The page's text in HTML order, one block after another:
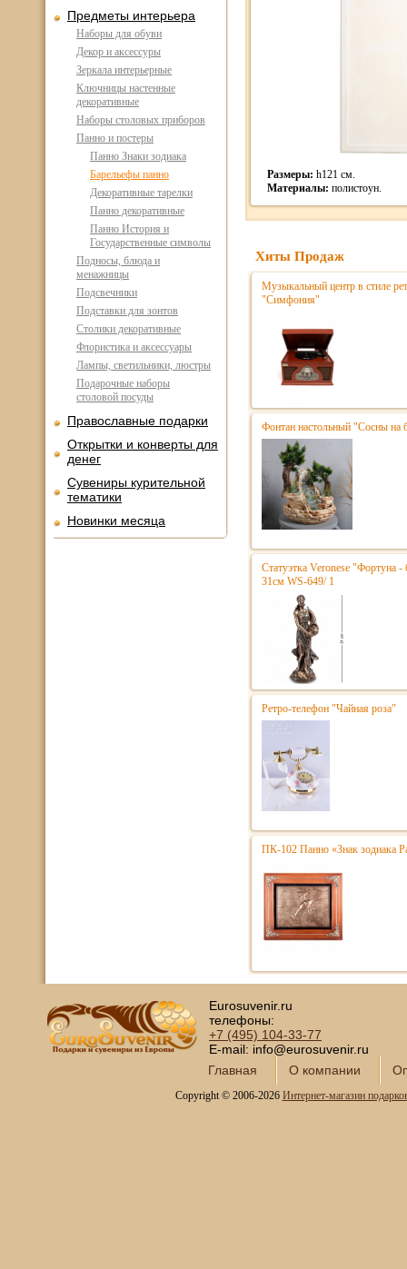
Предметы интерьера
Наборы для обуви
Декор и аксессуры
Зеркала интерьерные
Ключницы настенные
декоративные
Наборы столовых приборов
Панно и постеры
Панно Знаки зодиака
Барельефы панно
Декоративные тарелки
Панно декоративные
Панно История и
Государственные символы
Подносы, блюда и
менажницы
Подсвечники
Подставки для зонтов
Столики декоративные
Флористика и аксессуары
Лампы, светильники, люстры
Подарочные наборы
столовой посуды
Православные подарки
Открытки и конверты для
денег
Сувениры курительной
тематики
Новинки месяца
Размеры: h121 см.
Материалы: полистоун.
Хиты Продаж
Музыкальный центр в стиле
"Симфония"
Фонтан настольный "Сосны на
Статуэтка Veronese "Фортуна
31см WS-649/ 1
Ретро-телефон "Чайная роза"
ПК-102 Панно «Знак зодиака
Eurosuvenir.ru
телефоны:
+7 (495) 104-33-77
E-mail: info@eurosuvenir.ru
Главная
О компании
Copyright © 2006-2026 Интернет-магазин